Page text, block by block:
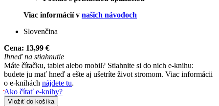
Viac informácií v našich návodoch
Slovenčina
Cena: 13,99 €
Ihneď na stiahnutie
Máte čítačku, tablet alebo mobil? Stiahnite si do nich e-knihu:
budete ju mať hneď a ešte aj ušetríte život stromom. Viac informácii
o e-knihách nájdete tu.
Ako čítať e-knihy?
Vložiť do košíka